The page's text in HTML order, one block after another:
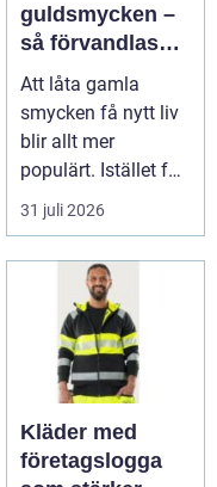
guldsmycken –
så förvandlas
minnen till nya
favoriter
Att låta gamla
smycken få nytt liv
blir allt mer
populärt. Istället för
a...
31 juli 2026
Kläder med
företagslogga